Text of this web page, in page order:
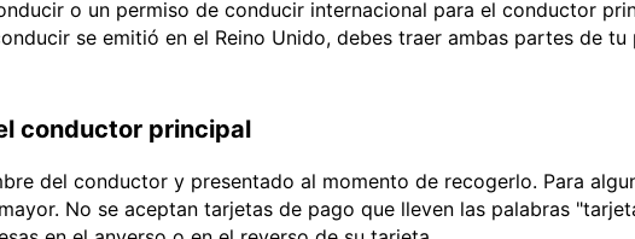
o un permiso de conducir internacional para el conductor
se emitió en el Reino Unido, debes traer ambas partes de tu
conductor principal
del conductor y presentado al momento de recogerlo. Para
No se aceptan tarjetas de pago que lleven las palabras